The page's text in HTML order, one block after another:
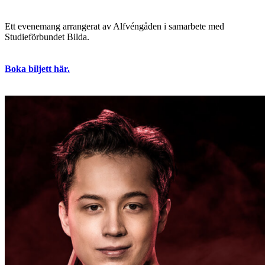
Ett evenemang arrangerat av Alfvéngåden i samarbete med
Studieförbundet Bilda.
Boka biljett här.